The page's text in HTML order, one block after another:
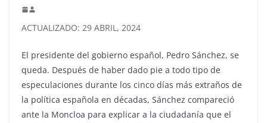
ACTUALIZADO: 29 ABRIL, 2024
El presidente del gobierno español, Pedro Sánchez, se
queda. Después de haber dado pie a todo tipo de
especulaciones durante los cinco días más extraños de
la política española en décadas, Sánchez compareció
ante la Moncloa para explicar a la ciudadanía que el